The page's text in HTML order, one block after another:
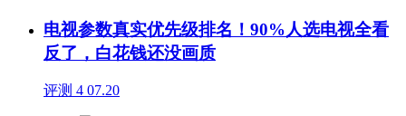
电视参数真实优先级排名！90%人选电视全看
反了，白花钱还没画质
评测 4 07.20